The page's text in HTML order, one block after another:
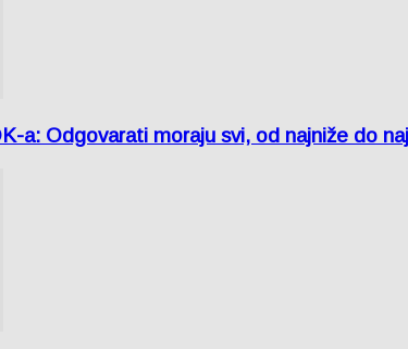
a: Odgovarati moraju svi, od najniže do